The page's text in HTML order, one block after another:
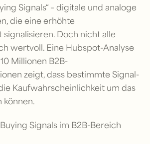
Signals“ – digitale und analoge
die eine erhöhte
Doch nicht alle
wertvoll. Eine Hubspot-Analyse
Millionen B2B-
zeigt, dass bestimmte Signal-
Kaufwahrscheinlichkeit um das
können.
Signals im B2B-Bereich